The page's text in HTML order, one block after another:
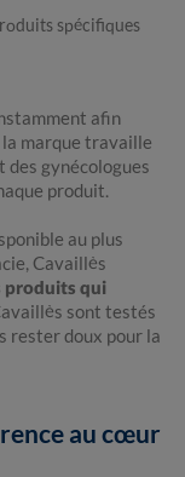
spécifiques
afin
la marque travaille
des gynécologues
produit.
au plus
Cavaillès
produits qui
sont testés
rester doux pour la
au cœur